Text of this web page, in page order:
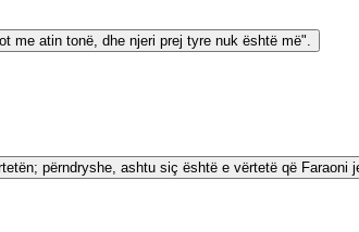
me atin tonë, dhe njeri prej tyre nuk është më".
përndryshe, ashtu siç është e vërtetë që Faraoni